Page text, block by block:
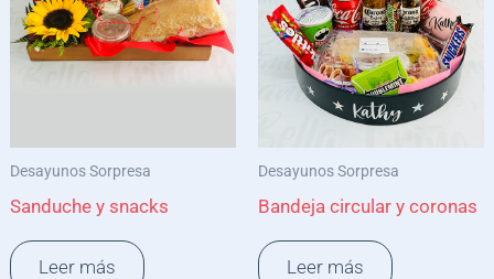
Desayunos Sorpresa
Sanduche y snacks
Leer más
Desayunos Sorpresa
Bandeja circular y coronas
Leer más